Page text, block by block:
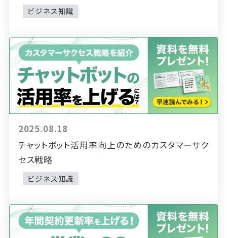
ビジネス知識
2025.08.18
チャットボット活用率向上のためのカスタマーサク
セス戦略
ビジネス知識